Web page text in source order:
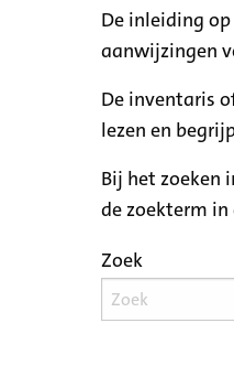
De inleiding
aanwijzingen
De inventaris
lezen en
Bij het zoeken
de zoekterm in
Zoek